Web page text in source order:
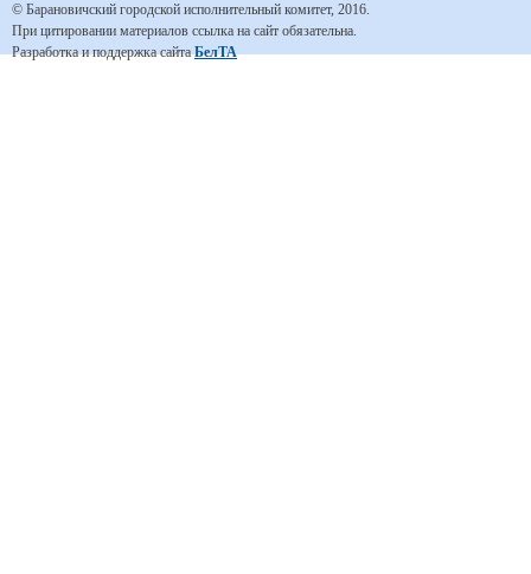
© Барановичский городской исполнительный комитет, 2016.
При цитировании материалов ссылка на сайт обязательна.
Разработка и поддержка сайтаБелТА